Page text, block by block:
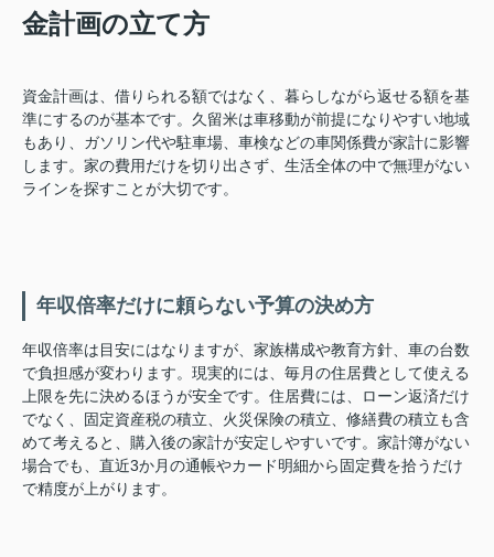
金計画の立て方
資金計画は、借りられる額ではなく、暮らしながら返せる額を基
準にするのが基本です。久留米は車移動が前提になりやすい地域
もあり、ガソリン代や駐車場、車検などの車関係費が家計に影響
します。家の費用だけを切り出さず、生活全体の中で無理がない
ラインを探すことが大切です。
年収倍率だけに頼らない予算の決め方
年収倍率は目安にはなりますが、家族構成や教育方針、車の台数
で負担感が変わります。現実的には、毎月の住居費として使える
上限を先に決めるほうが安全です。住居費には、ローン返済だけ
でなく、固定資産税の積立、火災保険の積立、修繕費の積立も含
めて考えると、購入後の家計が安定しやすいです。家計簿がない
場合でも、直近3か月の通帳やカード明細から固定費を拾うだけ
で精度が上がります。